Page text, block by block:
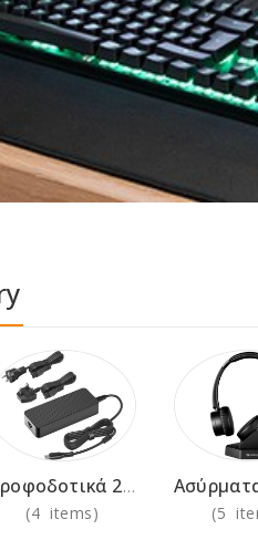
Τροφοδοτικά 230V
(4 items)
(5